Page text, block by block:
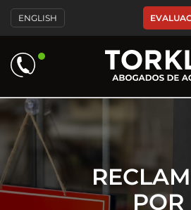
Please
note:
This
includes
an
system.
ENGLISH
POR